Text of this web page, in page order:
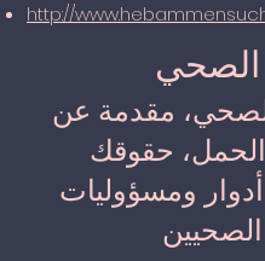
http://
الصحي
حقوقك
ومسؤوليات
الصحيين